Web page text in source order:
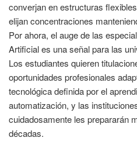
converjan en estructuras
elijan concentraciones
Por ahora, el auge de las
Artificial es una señal para las
Los estudiantes quieren
oportunidades profesionales
tecnológica definida por el
automatización, y las
cuidadosamente les prepararán
décadas.